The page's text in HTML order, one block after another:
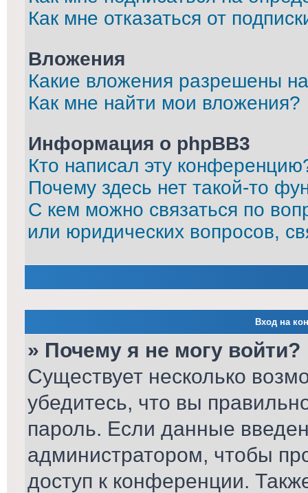
Как мне отказаться от
Вложения
Какие вложения разрешены
Как мне найти мои вложения?
Информация о phpBB3
Кто написал эту
Почему здесь нет такой-то
С кем можно связаться по
или юридических вопросов,
Вход на
» Почему я не могу войти?
Существует несколько
убедитесь, что вы
пароль. Если данные
администратором, чтобы
доступ к конференции.